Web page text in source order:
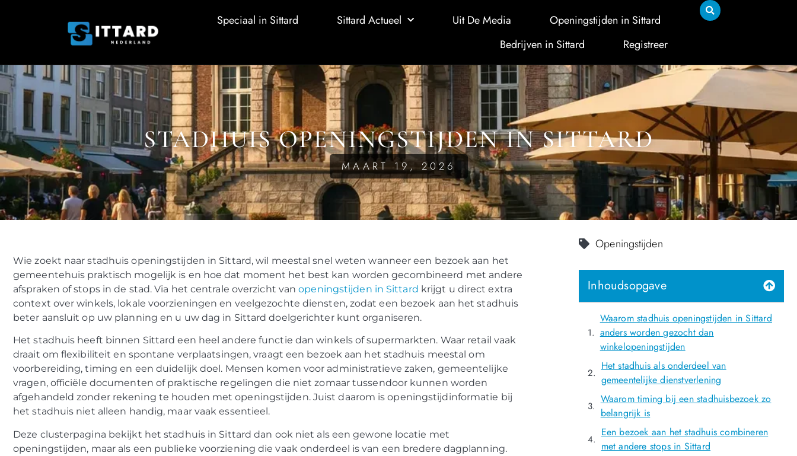
Speciaal in Sittard Sittard Actueel Uit De Media
Openingstijden in Sittard
Bedrijven in Sittard
Registreer
STADHUIS OPENINGSTIJDEN IN SITTARD
MAART 19, 2026
Wie zoekt naar stadhuis openingstijden in Sittard, wil meestal snel weten wanneer een bezoek aan het
gemeentehuis praktisch mogelijk is en hoe dat moment het best kan worden gecombineerd met andere
afspraken of stops in de stad. Via het centrale overzicht vanopeningstijden in Sittard krijgt u direct extra
context over winkels, lokale voorzieningen en veelgezochte diensten, zodat een bezoek aan het stadhuis
beter aansluit op uw planning en u uw dag in Sittard doelgerichter kunt organiseren.
Het stadhuis heeft binnen Sittard een heel andere functie dan winkels of supermarkten. Waar retail vaak
draait om flexibiliteit en spontane verplaatsingen, vraagt een bezoek aan het stadhuis meestal om
voorbereiding, timing en een duidelijk doel. Mensen komen voor administratieve zaken, gemeentelijke
vragen, officiële documenten of praktische regelingen die niet zomaar tussendoor kunnen worden
afgehandeld zonder rekening te houden met openingstijden. Juist daarom is openingstijdinformatie bij
het stadhuis niet alleen handig, maar vaak essentieel.
Deze clusterpagina bekijkt het stadhuis in Sittard dan ook niet als een gewone locatie met
openingstijden, maar als een publieke voorziening die vaak onderdeel is van een bredere dagplanning.
Openingstijden
Inhoudsopgave
Waarom stadhuis openingstijden in Sittard
anders worden gezocht dan
winkelopeningstijden
Het stadhuis als onderdeel van
gemeentelijke dienstverlening
Waarom timing bij een stadhuisbezoek zo
belangrijk is
Een bezoek aan het stadhuis combineren
met andere stops in Sittard